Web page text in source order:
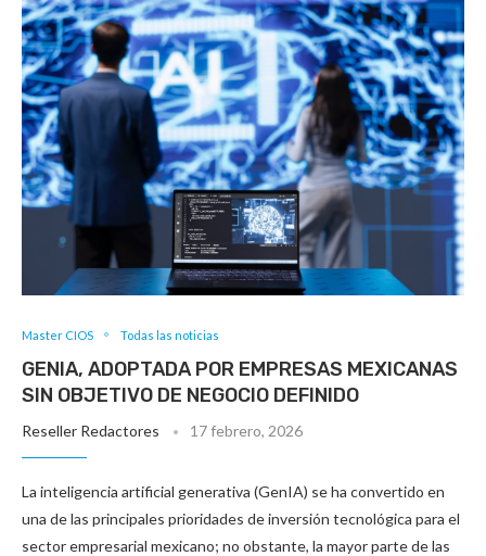
Master CIOS Todas las noticias
GENIA, ADOPTADA POR EMPRESAS MEXICANAS
SIN OBJETIVO DE NEGOCIO DEFINIDO
Reseller Redactores 17 febrero, 2026
La inteligencia artificial generativa (GenIA) se ha convertido en
una de las principales prioridades de inversión tecnológica para el
sector empresarial mexicano; no obstante, la mayor parte de las